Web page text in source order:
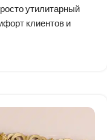
утилитарный
клиентов и